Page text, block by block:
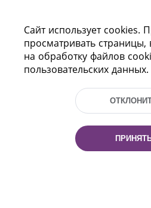
Пр-т Независимости 116
г. Минск, Республика
Тел.: (+375 17) 368 37 37,
Эл. почта: inbox@nlb.by
Сайт использует cookies.
просматривать страницы,
на обработку файлов
пользовательских данных.